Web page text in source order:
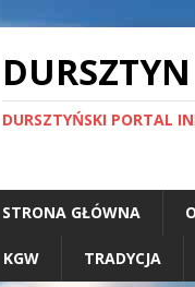
DURSZTYN
DURSZTYŃSKI PORTAL
STRONA GŁÓWNA
KGW TRADYCJA